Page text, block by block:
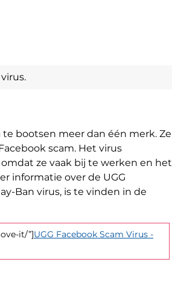
bootsen meer dan één merk. Ze
scam. Het virus
ze vaak bij te werken en het
informatie over de UGG
Ban virus, is te vinden in de
it/”]UGG Facebook Scam Virus -